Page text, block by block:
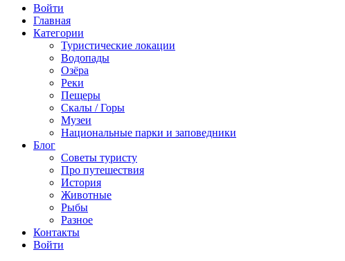
Войти
Главная
Категории
Туристические локации
Водопады
Озёра
Реки
Пещеры
Скалы / Горы
Музеи
Национальные парки и заповедники
Блог
Советы туристу
Про путешествия
История
Животные
Рыбы
Разное
Контакты
Войти